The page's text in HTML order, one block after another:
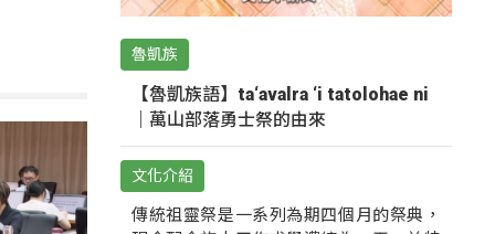
魯凱族
【魯凱族語】ta‘avalra ‘i tatolohae ni
｜萬山部落勇士祭的由來
文化介紹
傳統祖靈祭是一系列為期四個月的祭典，